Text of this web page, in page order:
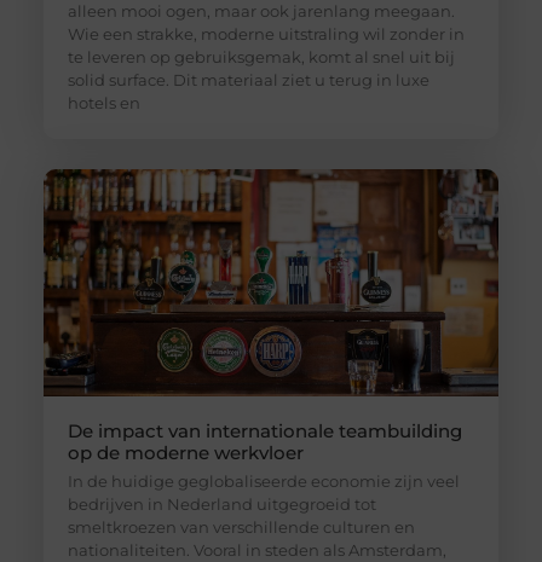
alleen mooi ogen, maar ook jarenlang meegaan.
Wie een strakke, moderne uitstraling wil zonder in
te leveren op gebruiksgemak, komt al snel uit bij
solid surface. Dit materiaal ziet u terug in luxe
hotels en
De impact van internationale teambuilding
op de moderne werkvloer
In de huidige geglobaliseerde economie zijn veel
bedrijven in Nederland uitgegroeid tot
smeltkroezen van verschillende culturen en
nationaliteiten. Vooral in steden als Amsterdam,